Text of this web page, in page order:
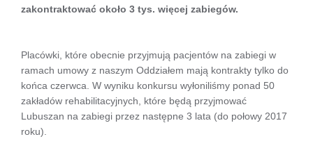
zakontraktować około 3 tys. więcej zabiegów.
Placówki, które obecnie przyjmują pacjentów na zabiegi w
ramach umowy z naszym Oddziałem mają kontrakty tylko do
końca czerwca. W wyniku konkursu wyłoniliśmy ponad 50
zakładów rehabilitacyjnych, które będą przyjmować
Lubuszan na zabiegi przez następne 3 lata (do połowy 2017
roku).